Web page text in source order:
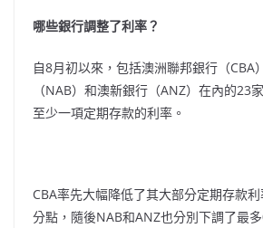
哪些銀行調整了利率？
自8月初以來，包括澳洲聯邦銀行（CBA
（NAB）和澳新銀行（ANZ）在內的23
至少一項定期存款的利率。
CBA率先大幅降低了其大部分定期存款
分點，隨後NAB和ANZ也分別下調了最